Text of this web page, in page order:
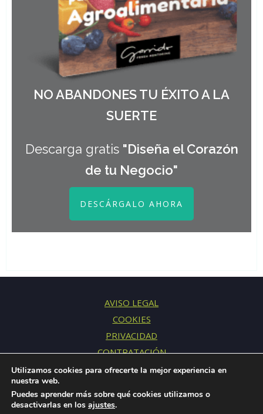
NO ABANDONES TU ÉXITO A LA
SUERTE
Descarga gratis "Diseña el Corazón
de tu Negocio"
DESCÁRGALO AHORA
AVISO LEGAL
COOKIES
PRIVACIDAD
CONTRATACIÓN
CONTACTO
Utilizamos cookies para ofrecerte la mejor experiencia en
nuestra web.
Puedes aprender más sobre qué cookies utilizamos o
desactivarlas en los ajustes.